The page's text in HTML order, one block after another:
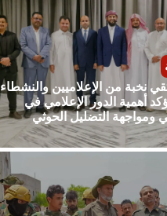
نخبة من الإعلاميين والنشطاء
أهمية الدور الإعلامي في
ومواجهة التضليل الحوثي